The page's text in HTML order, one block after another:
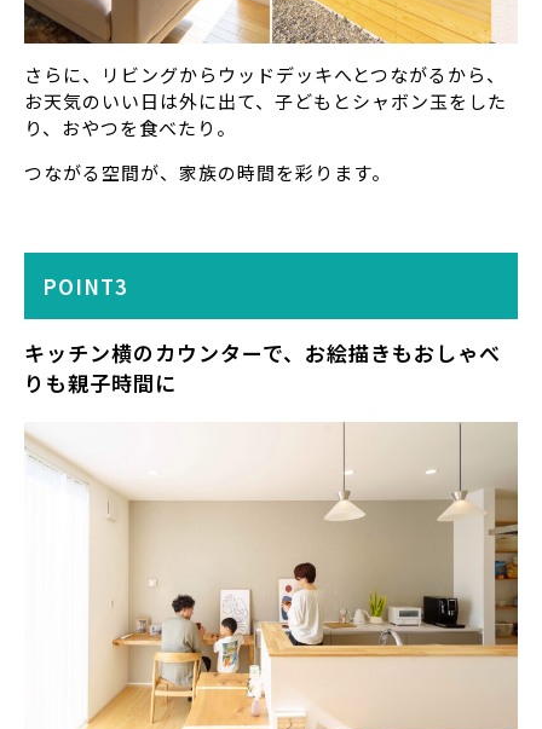
さらに、リビングからウッドデッキへとつながるから、
お天気のいい日は外に出て、子どもとシャボン玉をした
り、おやつを食べたり。
つながる空間が、家族の時間を彩ります。
POINT3
キッチン横のカウンターで、お絵描きもおしゃべ
りも親子時間に